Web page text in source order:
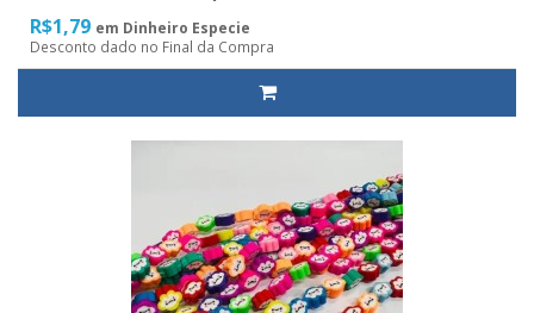
R$1,79 em Dinheiro Especie
Desconto dado no Final da Compra